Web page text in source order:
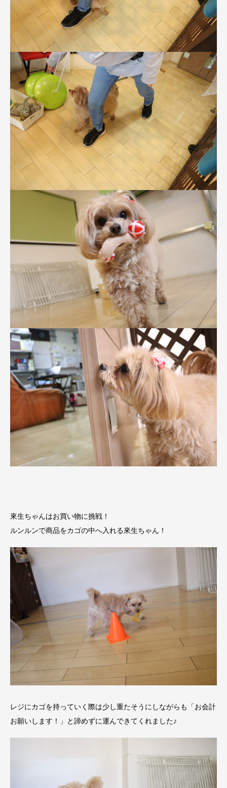
來生ちゃんはお買い物に挑戦！
ルンルンで商品をカゴの中へ入れる來生ちゃん！
レジにカゴを持っていく際は少し重たそうにしながらも「お会計
お願いします！」と諦めずに運んできてくれました♪